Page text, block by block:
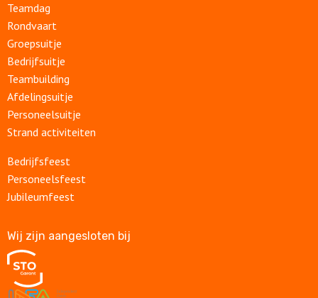
Teamdag
Rondvaart
Groepsuitje
Bedrijfsuitje
Teambuilding
Afdelingsuitje
Personeelsuitje
Strand activiteiten
Bedrijfsfeest
Personeelsfeest
Jubileumfeest
Wij zijn aangesloten bij